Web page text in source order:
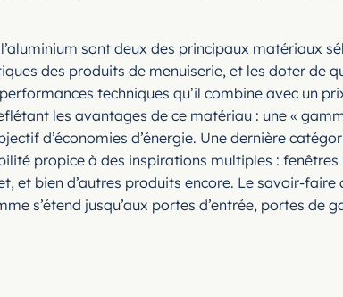
sont deux des principaux matériaux
des produits de menuiserie, et les doter de
techniques qu’il combine avec un
les avantages de ce matériau : une «
d’économies d’énergie. Une dernière
propice à des inspirations multiples :
et bien d’autres produits encore. Le savoir-
s’étend jusqu’aux portes d’entrée, portes